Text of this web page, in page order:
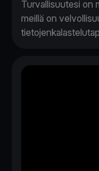
Turvallisuutesi on
meillä on